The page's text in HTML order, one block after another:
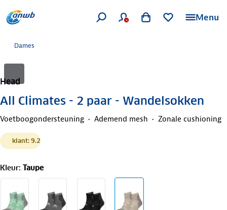
Menu
Dames
Head
All Climates - 2 paar - Wandelsokken
Voetboogondersteuning Ademend mesh Zonale cushioning
klant: 9.2
Kleur: Taupe